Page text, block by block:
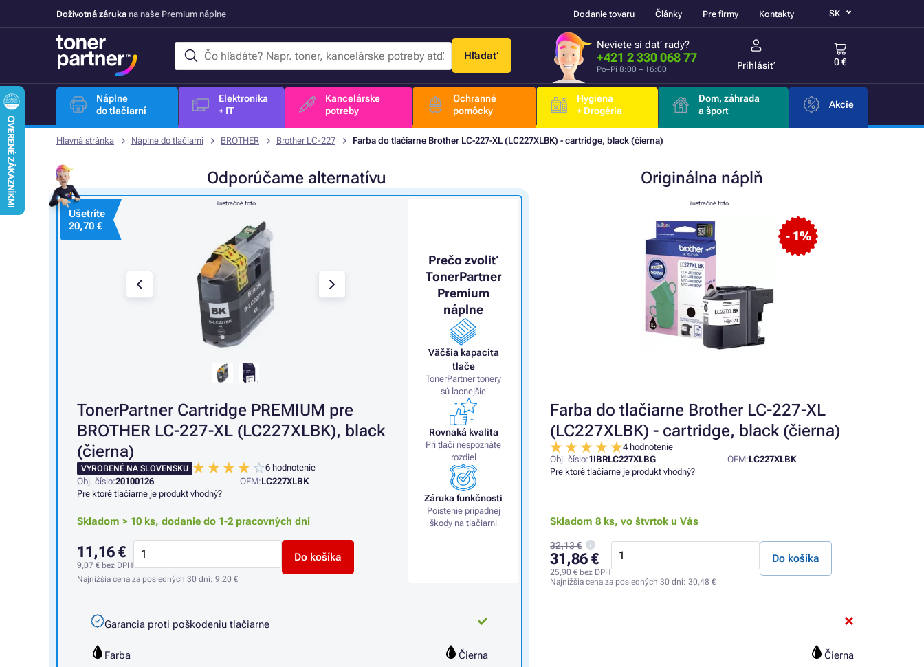
Doživotná záruka na naše Premium náplne Dodanie tovaru Články Pre firmy Kontakty SK
Hľadať
Neviete si dať rady?
+421 2 330 068 77
Po–Pi 8:00 – 16:00 Prihlásiť 0 €
Náplne
do tlačiarní
Elektronika
+ IT
Kancelárske
potreby
Ochranné
pomôcky
Hygiena
+ Drogéria
Dom, záhrada
a šport
Akcie
Hlavná stránka Náplne do tlačiarní BROTHER Brother LC-227 Farba do tlačiarne Brother LC-227-XL (LC227XLBK) - cartridge, black (čierna)
Odporúčame alternatívu Originálna náplň
ilustračné foto
- 1%
Farba do tlačiarne Brother LC-227-XL
(LC227XLBK) - cartridge, black (čierna)
4 hodnotenie
Obj. číslo:1IBRLC227XLBG OEM:LC227XLBK
Pre ktoré tlačiarne je produkt vhodný?
Skladom 8 ks, vo štvrtok u Vás
32,13 €
31,86 €
25,90 € bez DPH
Do košíka
Najnižšia cena za posledných 30 dní: 30,48 €
Čierna
Prečo zvoliť
TonerPartner
Premium
náplne
Väčšia kapacita
tlače
TonerPartner tonery
sú lacnejšie
Rovnaká kvalita
Pri tlači nespoznáte
rozdiel
Záruka funkčnosti
Poistenie prípadnej
škody na tlačiarni
ilustračné foto
Ušetríte
20,70 €
TonerPartner Cartridge PREMIUM pre
BROTHER LC-227-XL (LC227XLBK), black
(čierna)
VYROBENÉ NA SLOVENSKU
6 hodnotenie
Obj. číslo:20100126 OEM:LC227XLBK
Pre ktoré tlačiarne je produkt vhodný?
Skladom > 10 ks, dodanie do 1-2 pracovných dní
11,16 €
9,07 € bez DPH
Do košíka
Najnižšia cena za posledných 30 dní: 9,20 €
Garancia proti poškodeniu tlačiarne
Farba Čierna